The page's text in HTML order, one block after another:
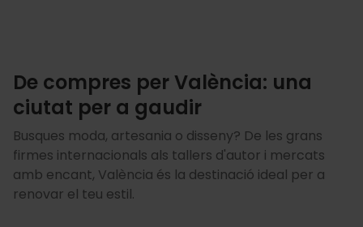
De compres per València: una
ciutat per a gaudir
Busques moda, artesania o disseny? De les grans
firmes internacionals als tallers d'autor i mercats
amb encant, València és la destinació ideal per a
renovar el teu estil.